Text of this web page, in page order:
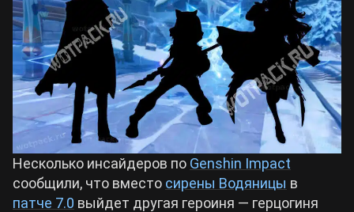
Crimson Desert
Zenless Zone Zero
Kingdom Come: Deliverance 2
Path of Exile 2
Билды Arknights: Endfield
Билды Wuthering Waves
Билды Cyberpunk 2077
Билды Path of Exile 2
Несколько инсайдеров по Genshin Impact
сообщили, что вместо сирены Водяницы в
патче 7.0 выйдет другая героиня — герцогиня